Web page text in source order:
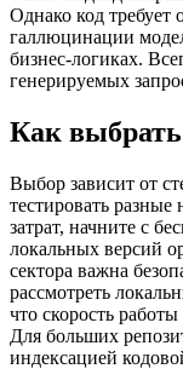
Однако код требует
галлюцинации
бизнес-логиках.
генерируемых
Как выбрать
Выбор зависит от
тестировать
затрат, начните с
локальных версий
сектора важна
рассмотреть
что скорость
Для больших
индексацией